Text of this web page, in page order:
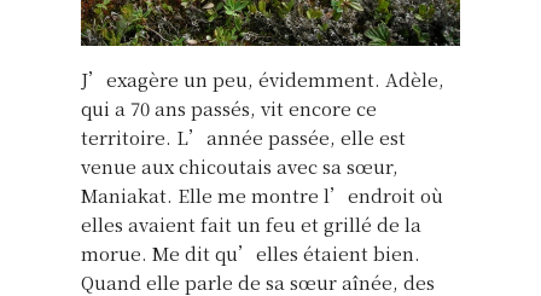
J’exagère un peu, évidemment. Adèle,
qui a 70 ans passés, vit encore ce
territoire. L’année passée, elle est
venue aux chicoutais avec sa sœur,
Maniakat. Elle me montre l’endroit où
elles avaient fait un feu et grillé de la
morue. Me dit qu’elles étaient bien.
Quand elle parle de sa sœur aînée, des